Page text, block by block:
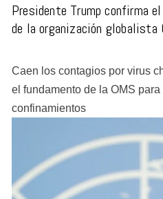
Presidente Trump confirma
de la organización globalista
Caen los contagios por virus
el fundamento de la OMS
confinamientos